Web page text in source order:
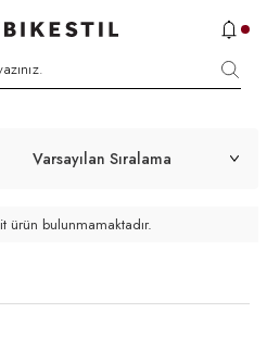
ürün bulunmamaktadır.